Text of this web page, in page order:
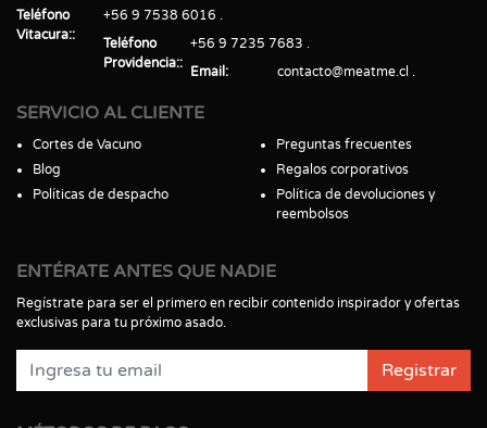
Teléfono
Vitacura:
+56 9 7538 6016
Teléfono
Providencia:
+56 9 7235 7683
Email
contacto@meatme.cl
SERVICIO AL CLIENTE
Cortes de Vacuno
Blog
Políticas de despacho
Preguntas frecuentes
Regalos corporativos
Política de devoluciones y
reembolsos
ENTÉRATE ANTES QUE NADIE
Regístrate para ser el primero en recibir contenido inspirador y ofertas
exclusivas para tu próximo asado.
Registrar